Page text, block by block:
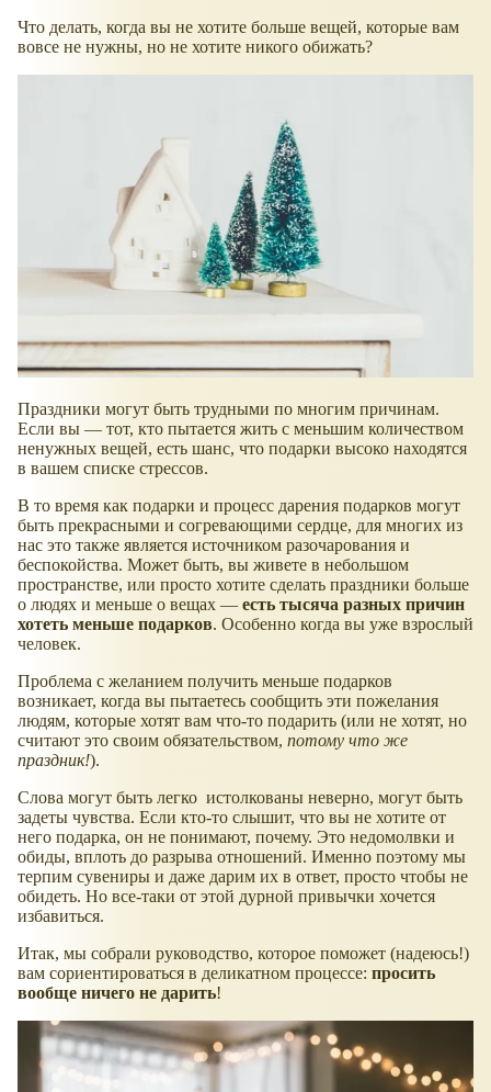
Что делать, когда вы не хотите больше вещей, которые вам
вовсе не нужны, но не хотите никого обижать?
Праздники могут быть трудными по многим причинам.
Если вы — тот, кто пытается жить с меньшим количеством
ненужных вещей, есть шанс, что подарки высоко находятся
в вашем списке стрессов.
В то время как подарки и процесс дарения подарков могут
быть прекрасными и согревающими сердце, для многих из
нас это также является источником разочарования и
беспокойства. Может быть, вы живете в небольшом
пространстве, или просто хотите сделать праздники больше
о людях и меньше о вещах — есть тысяча разных причин
хотеть меньше подарков. Особенно когда вы уже взрослый
человек.
Проблема с желанием получить меньше подарков
возникает, когда вы пытаетесь сообщить эти пожелания
людям, которые хотят вам что-то подарить (или не хотят, но
считают это своим обязательством, потому что же
праздник!).
Слова могут быть легко истолкованы неверно, могут быть
задеты чувства. Если кто-то слышит, что вы не хотите от
него подарка, он не понимают, почему. Это недомолвки и
обиды, вплоть до разрыва отношений. Именно поэтому мы
терпим сувениры и даже дарим их в ответ, просто чтобы не
обидеть. Но все-таки от этой дурной привычки хочется
избавиться.
Итак, мы собрали руководство, которое поможет (надеюсь!)
вам сориентироваться в деликатном процессе: просить
вообще ничего не дарить!